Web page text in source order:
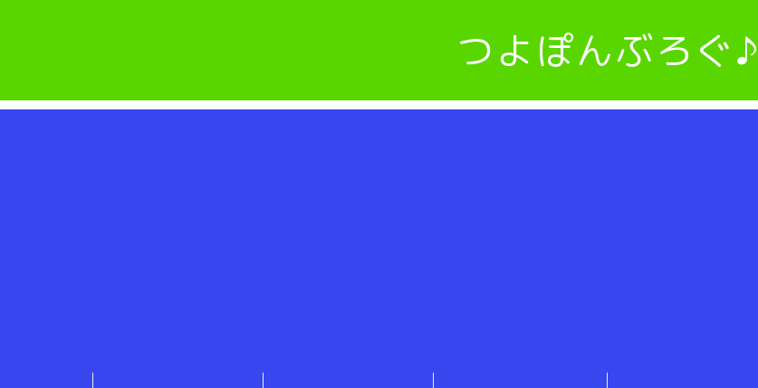
つよぽんぶろぐ♪